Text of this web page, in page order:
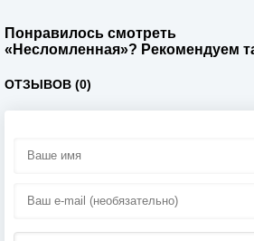
Понравилось смотреть
«Несломленная»? Рекомендуем
ОТЗЫВОВ (0)